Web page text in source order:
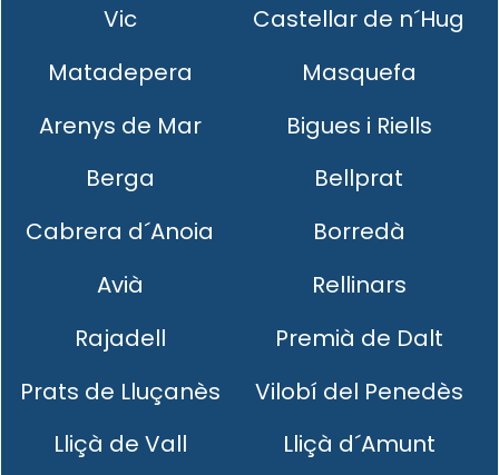
Vic
Castellar de n´Hug
Matadepera
Masquefa
Arenys de Mar
Bigues i Riells
Berga
Bellprat
Cabrera d´Anoia
Borredà
Avià
Rellinars
Rajadell
Premià de Dalt
Prats de Lluçanès
Vilobí del Penedès
Lliçà de Vall
Lliçà d´Amunt